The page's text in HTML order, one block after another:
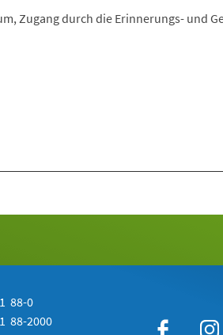
Zugang durch die Erinnerungs- und
88-0
88-2000